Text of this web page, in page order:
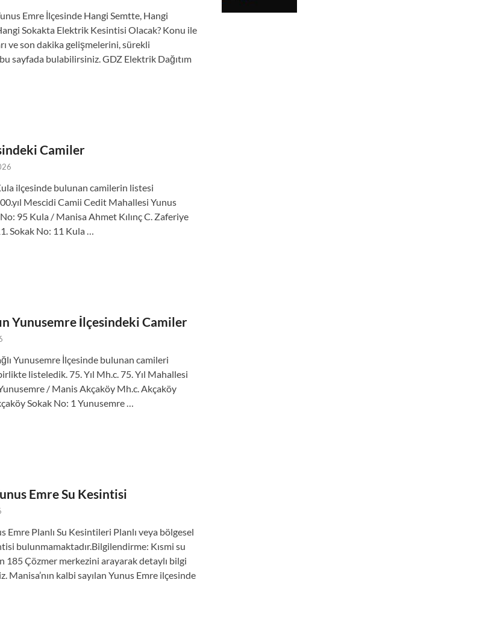
Emre İlçesinde Hangi Semtte, Hangi
Sokakta Elektrik Kesintisi Olacak? Konu ile
ve son dakika gelişmelerini, sürekli
sayfada bulabilirsiniz. GDZ Elektrik Dağıtım
Camiler
ilçesinde bulunan camilerin listesi
Mescidi Camii Cedit Mahallesi Yunus
95 Kula / Manisa Ahmet Kılınç C. Zaferiye
Sokak No: 11 Kula …
Yunusemre İlçesindeki Camiler
Yunusemre İlçesinde bulunan camileri
listeledik. 75. Yıl Mh.c. 75. Yıl Mahallesi
/ Manis Akçaköy Mh.c. Akçaköy
Sokak No: 1 Yunusemre …
Emre Su Kesintisi
Emre Planlı Su Kesintileri Planlı veya bölgesel
bulunmamaktadır.Bilgilendirme: Kısmi su
185 Çözmer merkezini arayarak detaylı bilgi
Manisa’nın kalbi sayılan Yunus Emre ilçesinde